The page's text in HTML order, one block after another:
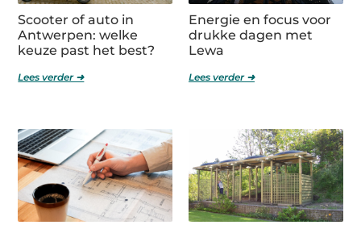
Scooter of auto in
Antwerpen: welke
keuze past het best?
Lees verder ➜
Energie en focus voor
drukke dagen met
Lewa
Lees verder ➜